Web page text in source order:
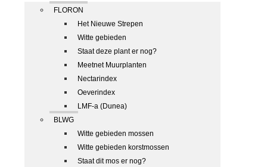
FLORON
Het Nieuwe Strepen
Witte gebieden
Staat deze plant er nog?
Meetnet Muurplanten
Nectarindex
Oeverindex
LMF-a (Dunea)
BLWG
Witte gebieden mossen
Witte gebieden korstmossen
Staat dit mos er nog?